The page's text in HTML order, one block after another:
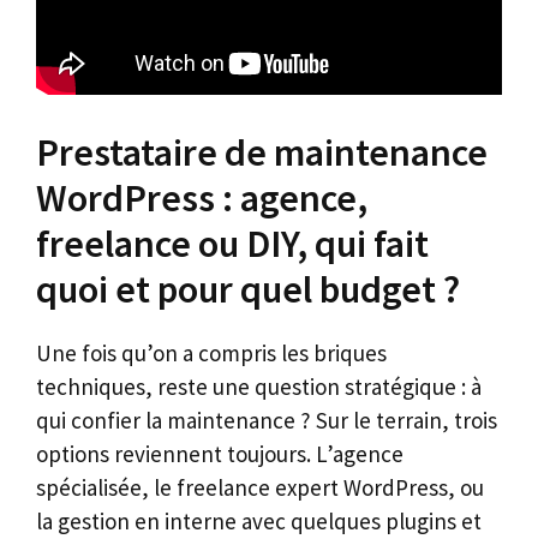
Prestataire de maintenance
WordPress : agence,
freelance ou DIY, qui fait
quoi et pour quel budget ?
Une fois qu’on a compris les briques
techniques, reste une question stratégique : à
qui confier la maintenance ? Sur le terrain, trois
options reviennent toujours. L’agence
spécialisée, le freelance expert WordPress, ou
la gestion en interne avec quelques plugins et